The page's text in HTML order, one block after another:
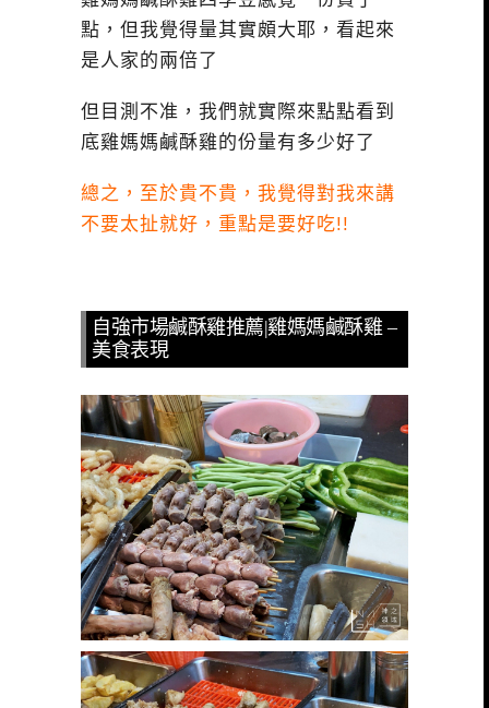
點，但我覺得量其實頗大耶，看起來
是人家的兩倍了
但目測不准，我們就實際來點點看到
底雞媽媽鹹酥雞的份量有多少好了
總之，至於貴不貴，我覺得對我來講
不要太扯就好，重點是要好吃!!
自強市場鹹酥雞推薦|雞媽媽鹹酥雞 –
美食表現